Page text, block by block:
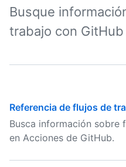
Busque
trabajo con
Referencia de flujos de
Busca información sobre
en Acciones de GitHub.